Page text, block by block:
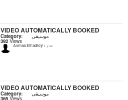
VIDEO AUTOMATICALLY BOOKED
Category: موسيقى
392 Views
Asmaa Elhadidy 1 year
VIDEO AUTOMATICALLY BOOKED
Category: موسيقى
365 Views